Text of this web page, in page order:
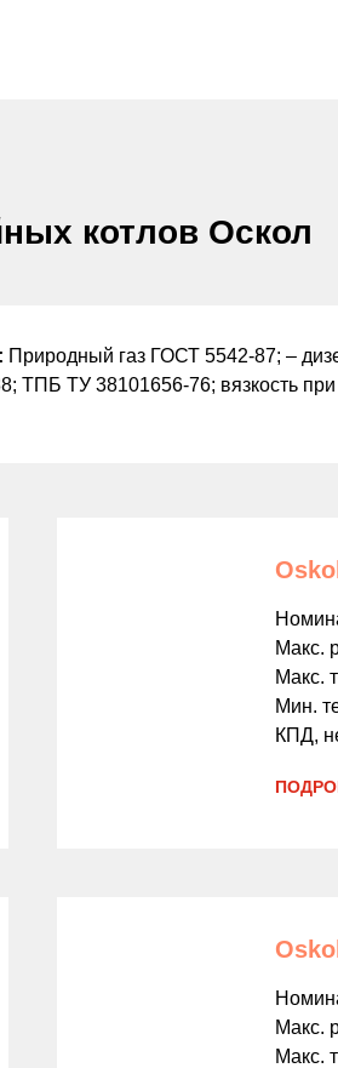
котлов Оскол
Природный газ ГОСТ 5542-87; –
ТПБ ТУ 38101656-76; вязкость
Макс.
Макс.
Мин.
КПД,
Макс.
Макс.